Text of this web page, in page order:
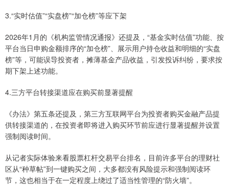
3.“实时估值”“实盘榜”“加仓榜”等应下架
2026年1月的《机构监管情况通报》还提及，“基金实时估值”功能、按
平台当日申购金额排序的“加仓榜”、展示用户持仓收益和明细的“实盘
榜”等，可能误导投资者，摊薄基金产品收益，引发投诉纠纷，要求按
期下架上述功能。
4.三方平台转接渠道应在购买前显著提醒
《办法》第五条还提及，第三方互联网平台为投资者购买金融产品提
供转接渠道的，在投资者即将进入购买环节前应进行显著提醒并设置
强制阅读时间。
从记者实际体验来看股票杠杆交易平台排名，目前许多平台的理财社
区从“种草帖”到一键购买之间，大多都没有风险提示和强制阅读环
节，这也相当于在一定程度上绕过了适当性管理的“防火墙”。